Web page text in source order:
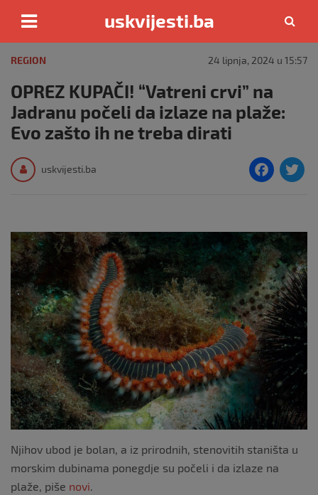
content
uskvijesti.ba
REGION 24 lipnja, 2024 u 15:57
OPREZ KUPAČI! “Vatreni crvi” na
Jadranu počeli da izlaze na plaže:
Evo zašto ih ne treba dirati
uskvijesti.ba
F
e
b
o
o
k
Njihov ubod je bolan, a iz prirodnih, stenovitih staništa u
morskim dubinama ponegdje su počeli i da izlaze na
plaže, piše novi.